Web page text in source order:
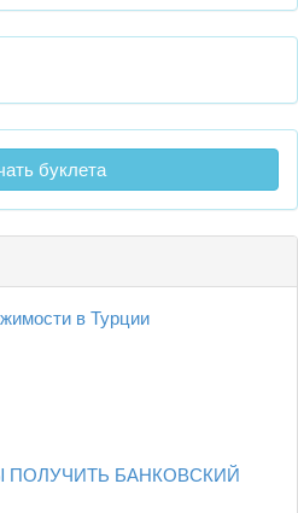
буклета
в Турции
БАНКОВСКИЙ